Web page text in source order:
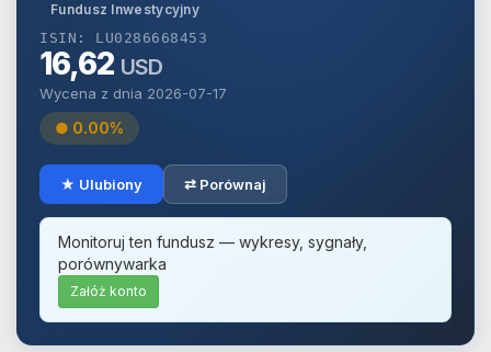
Fundusz Inwestycyjny
ISIN: LU0286668453
16,62 USD
Wycena z dnia 2026-07-17
● 0.00%
★ Ulubiony ⇄ Porównaj
Monitoruj ten fundusz — wykresy, sygnały,
porównywarka
Załóż konto